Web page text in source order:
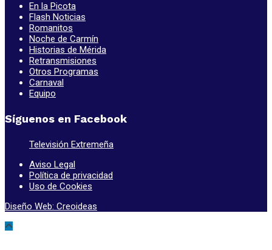
En la Picota
Flash Noticias
Romanitos
Noche de Carmín
Historias de Mérida
Retransmisiones
Otros Programas
Carnaval
Equipo
Síguenos en Facebook
Televisión Extremeña
Aviso Legal
Política de privacidad
Uso de Cookies
Diseño Web: Creoideas